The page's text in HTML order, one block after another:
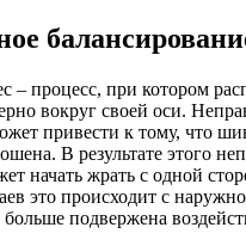
– процесс, при котором
вокруг своей оси.
привести к тому, что
В результате этого
начать жрать с одной
это происходит с
подвержена